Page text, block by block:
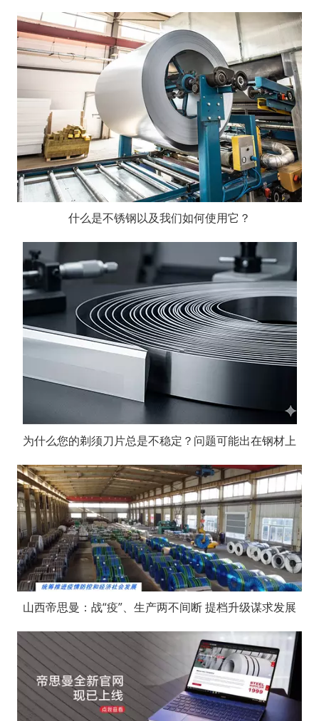
什么是不锈钢以及我们如何使用它？
为什么您的剃须刀片总是不稳定？问题可能出在钢材上
山西帝思曼：战“疫”、生产两不间断 提档升级谋求发展